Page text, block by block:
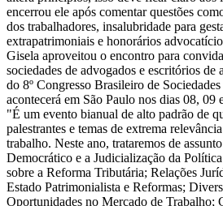
encerrou ele após comentar questões
dos trabalhadores, insalubridade para
extrapatrimoniais e honorários
Gisela aproveitou o encontro para
sociedades de advogados e escritórios de
do 8º Congresso Brasileiro de
acontecerá em São Paulo nos dias 08, 09
"É um evento bianual de alto padrão de
palestrantes e temas de extrema
trabalho. Neste ano, trataremos de
Democrático e a Judicialização da
sobre a Reforma Tributária; Relações
Estado Patrimonialista e Reformas;
Oportunidades no Mercado de Trabalho;